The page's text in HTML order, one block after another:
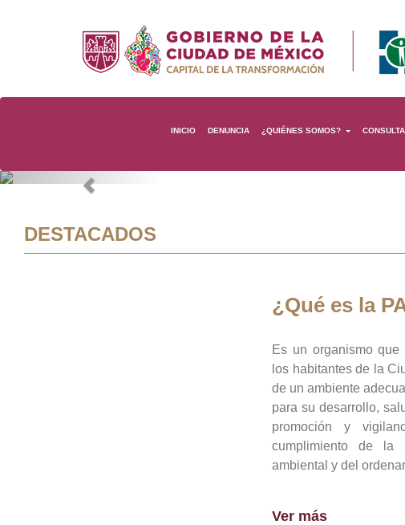
INICIO DENUNCIA ¿QUIÉNES SOMOS?
Previous
DESTACADOS
¿Qué es la
Es un organismo
los habitantes de la
de un ambiente
para su desarrollo,
promoción y
cumplimiento de la
ambiental y del
Ver más